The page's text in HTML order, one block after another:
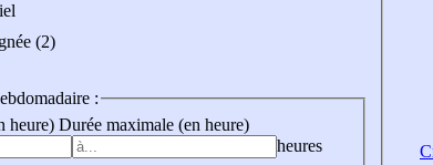
(2)
:
heure) Durée maximale (en heure)
heures